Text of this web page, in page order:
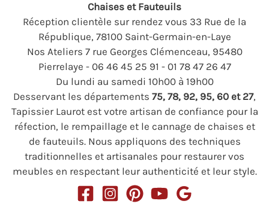
Chaises et Fauteuils
Réception clientèle sur rendez vous 33 Rue de la
République, 78100 Saint-Germain-en-Laye
Nos Ateliers 7 rue Georges Clémenceau, 95480
Pierrelaye - 06 46 45 25 91 - 01 78 47 26 47
Du lundi au samedi 10h00 à 19h00
Desservant les départements 75, 78, 92, 95, 60 et 27,
Tapissier Laurot est votre artisan de confiance pour la
réfection, le rempaillage et le cannage de chaises et
de fauteuils. Nous appliquons des techniques
traditionnelles et artisanales pour restaurer vos
meubles en respectant leur authenticité et leur style.